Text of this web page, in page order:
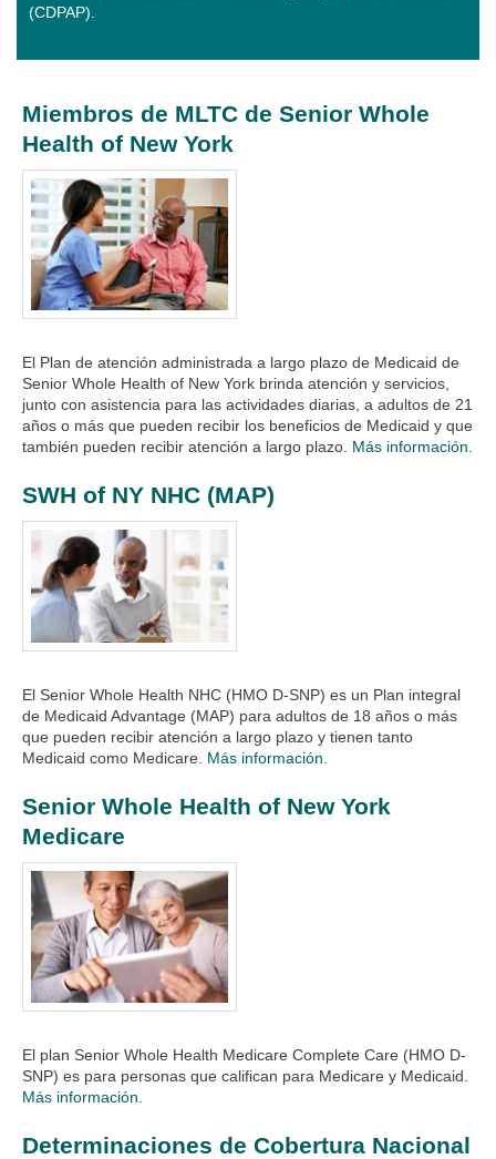
(CDPAP).
Miembros de MLTC de Senior Whole
Health of New York
El Plan de atención administrada a largo plazo de Medicaid de
Senior Whole Health of New York brinda atención y servicios,
junto con asistencia para las actividades diarias, a adultos de 21
años o más que pueden recibir los beneficios de Medicaid y que
también pueden recibir atención a largo plazo. Más información.
SWH of NY NHC (MAP)
El Senior Whole Health NHC (HMO D-SNP) es un Plan integral
de Medicaid Advantage (MAP) para adultos de 18 años o más
que pueden recibir atención a largo plazo y tienen tanto
Medicaid como Medicare. Más información.
Senior Whole Health of New York
Medicare
El plan Senior Whole Health Medicare Complete Care (HMO D-
SNP) es para personas que califican para Medicare y Medicaid.
Más información.
Determinaciones de Cobertura Nacional